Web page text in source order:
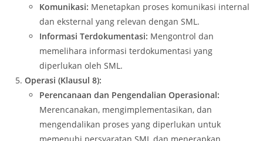
Komunikasi: Menetapkan proses komunikasi internal
dan eksternal yang relevan dengan SML.
Informasi Terdokumentasi: Mengontrol dan
memelihara informasi terdokumentasi yang
diperlukan oleh SML.
Operasi (Klausul 8):
Perencanaan dan Pengendalian Operasional:
Merencanakan, mengimplementasikan, dan
mengendalikan proses yang diperlukan untuk